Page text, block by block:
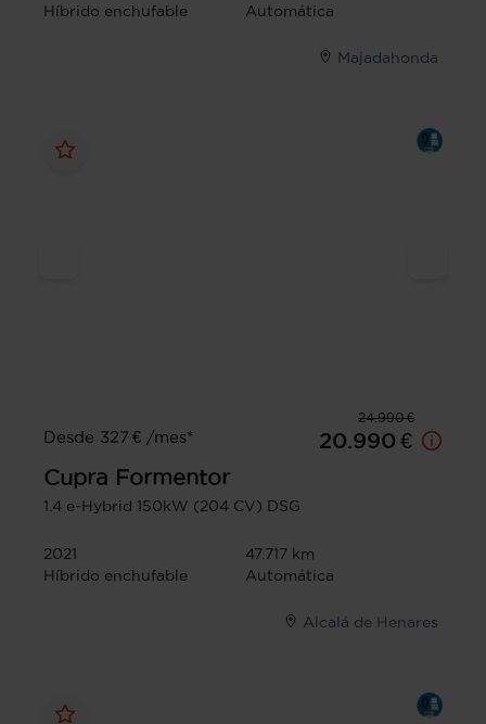
Híbrido enchufable
Automática
Majadahonda
24.990 €
Desde 327 € /mes*
20.990 €
Cupra Formentor
1.4 e-Hybrid 150kW (204 CV) DSG
2021
47.717 km
Híbrido enchufable
Automática
Alcalá de Henares